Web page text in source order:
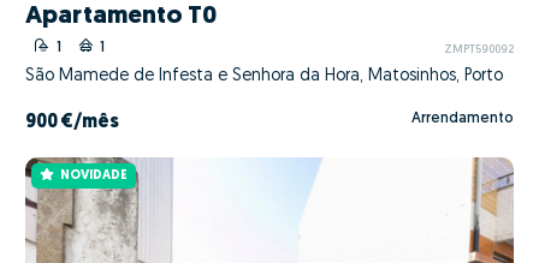
Apartamento T0
1 1 ZMPT590092
São Mamede de Infesta e Senhora da Hora, Matosinhos, Porto
900 €/mês Arrendamento
NOVIDADE